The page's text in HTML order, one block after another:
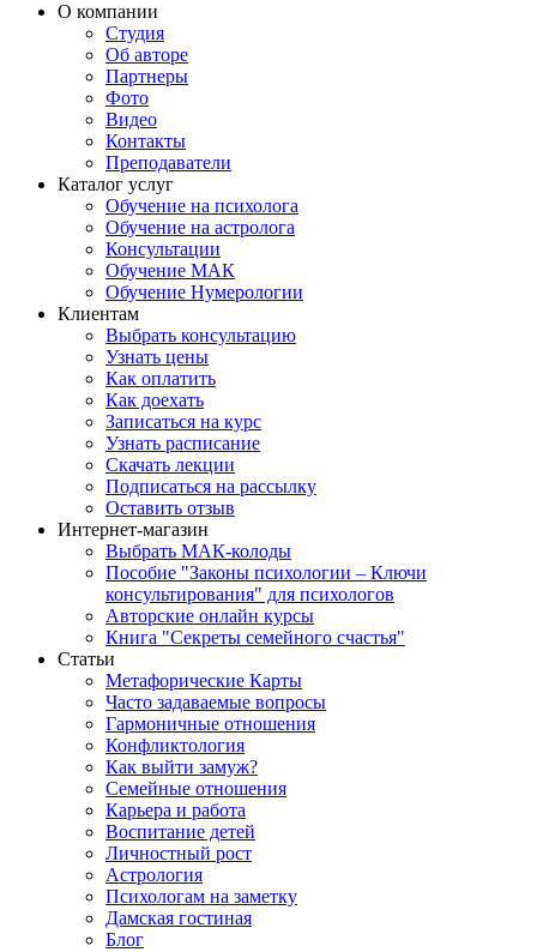
О компании
Студия
Об авторе
Партнеры
Фото
Видео
Контакты
Преподаватели
Каталог услуг
Обучение на психолога
Обучение на астролога
Консультации
Обучение МАК
Обучение Нумерологии
Клиентам
Выбрать консультацию
Узнать цены
Как оплатить
Как доехать
Записаться на курс
Узнать расписание
Скачать лекции
Подписаться на рассылку
Оставить отзыв
Интернет-магазин
Выбрать МАК-колоды
Пособие "Законы психологии – Ключи
консультирования" для психологов
Авторские онлайн курсы
Книга "Секреты семейного счастья"
Статьи
Метафорические Карты
Часто задаваемые вопросы
Гармоничные отношения
Конфликтология
Как выйти замуж?
Семейные отношения
Карьера и работа
Воспитание детей
Личностный рост
Астрология
Психологам на заметку
Дамская гостиная
Блог